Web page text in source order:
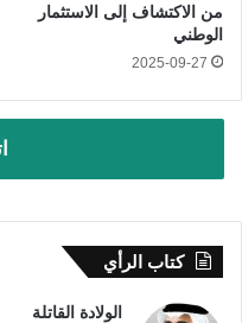
من الاكتشاف إلى الاستثمار
الوطني
2025-09-27
كتاب الرأي
الولادة القاتلة